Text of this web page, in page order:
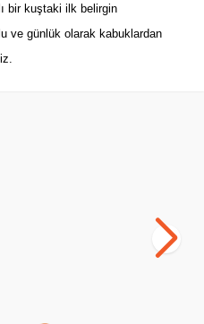
bir kuştaki ilk belirgin
ve günlük olarak kabuklardan